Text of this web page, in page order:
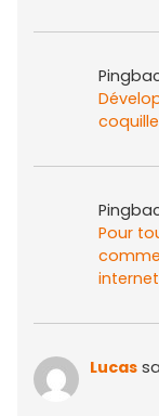
coquille
Pour
Lucas